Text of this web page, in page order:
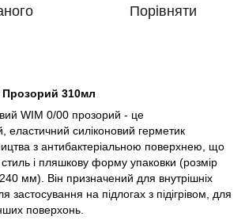
Порівняти
Прозорий 310мл
WIM 0/00 прозорий - це
еластичний силіконовий герметик
з антибактеріальною поверхнею, що
і пляшкову форму упаковки (розмір
мм). Він призначений для внутрішніх
застосування на підлогах з підігрівом, для
поверхонь.